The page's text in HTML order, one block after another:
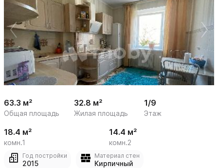
1 14
63.3 м²
Общая площадь
32.8 м²
Жилая площадь
1/9
Этаж
18.4 м²
комн.1
14.4 м²
комн.2
Год постройки
2015
Материал стен
Кирпичный